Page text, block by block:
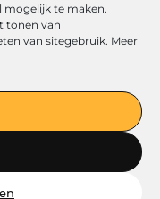
te maken.
tonen van
van sitegebruik. Meer
inspiratie
tips en informatieve
Begin vandaag nog met